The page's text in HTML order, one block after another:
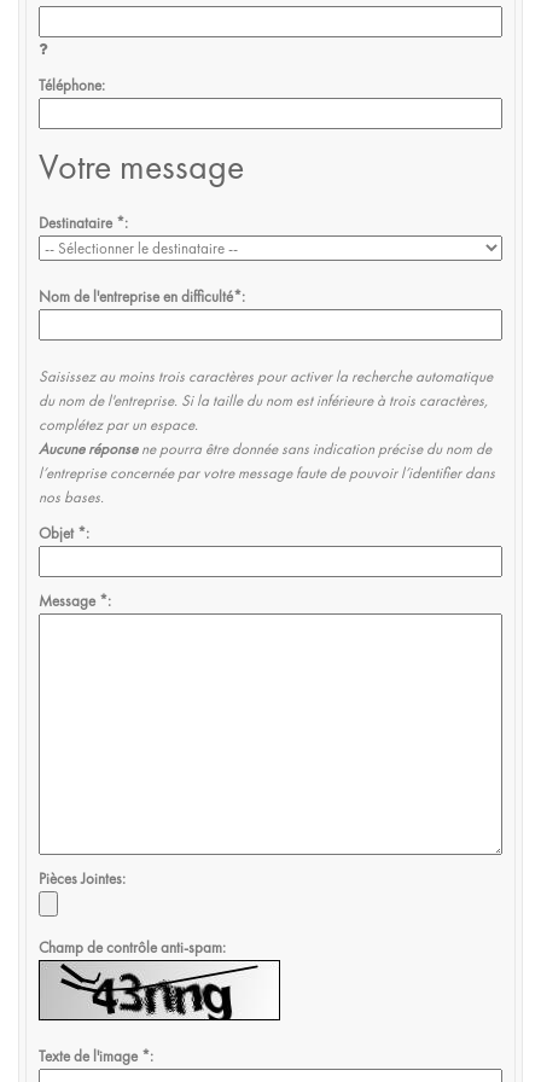
Téléphone
Votre message
Destinataire *
Nom de l'entreprise en difficulté*
Saisissez au moins trois caractères pour activer la recherche automatique
du nom de l'entreprise. Si la taille du nom est inférieure à trois caractères,
complétez par un espace.
Aucune réponsene pourra être donnée sans indication précise du nom de
l’entreprise concernée par votre message faute de pouvoir l’identifier dans
nos bases.
Objet*
Message *
Pièces Jointes
Champ de contrôle anti-spam
Texte de l'image *